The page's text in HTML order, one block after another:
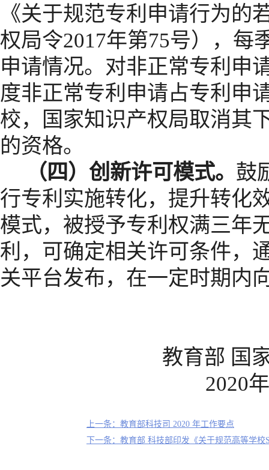
《关于规范专利申请行为的
权局令2017年第75号），每
申请情况。对非正常专利申
度非正常专利申请占专利申
校，国家知识产权局取消其
的资格。
（四）创新许可模式。 鼓
行专利实施转化，提升转化
模式，被授予专利权满三年
利，可确定相关许可条件，
关平台发布，在一定时期内
教育部 国家知识
2020年
上一条：教育部科技司 2020 年工作要点
下一条：教育部 科技部印发《关于规范高等学